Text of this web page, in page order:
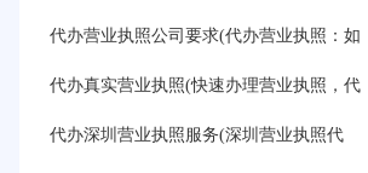
代办营业执照公司要求(代办营业执照：如
代办真实营业执照(快速办理营业执照，代
代办深圳营业执照服务(深圳营业执照代